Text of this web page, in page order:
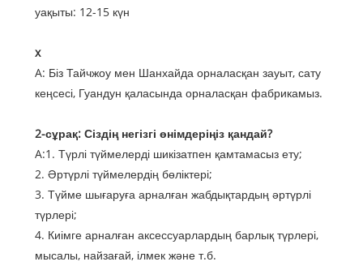
уақыты: 12-15 күн
x
A: Біз Тайчжоу мен Шанхайда орналасқан зауыт, сату
кеңсесі, Гуандун қаласында орналасқан фабрикамыз.
2-сұрақ: Сіздің негізгі өнімдеріңіз қандай?
A:1. Түрлі түймелерді шикізатпен қамтамасыз ету;
2. Әртүрлі түймелердің бөліктері;
3. Түйме шығаруға арналған жабдықтардың әртүрлі
түрлері;
4. Киімге арналған аксессуарлардың барлық түрлері,
мысалы, найзағай, ілмек және т.б.